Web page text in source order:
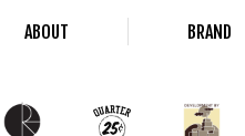
ABOUT BRAND